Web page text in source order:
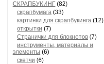
СКРАПБУКИНГ (82)
скрапбумага (33)
картинки для скрапбукинга (12)
открытки (7)
Странички для блокнотов (7)
инструменты, материалы и
элементы (6)
скетчи (6)